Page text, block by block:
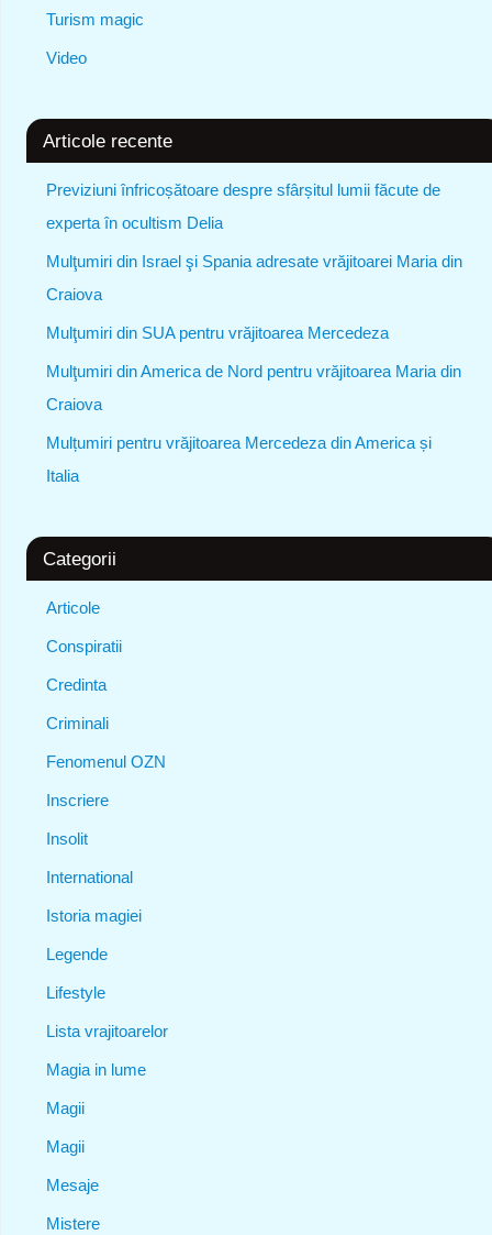
Turism magic
Video
Articole recente
Previziuni înfricoșătoare despre sfârșitul lumii făcute de
experta în ocultism Delia
Mulţumiri din Israel şi Spania adresate vrăjitoarei Maria din
Craiova
Mulţumiri din SUA pentru vrăjitoarea Mercedeza
Mulţumiri din America de Nord pentru vrăjitoarea Maria din
Craiova
Mulțumiri pentru vrăjitoarea Mercedeza din America și
Italia
Categorii
Articole
Conspiratii
Credinta
Criminali
Fenomenul OZN
Inscriere
Insolit
International
Istoria magiei
Legende
Lifestyle
Lista vrajitoarelor
Magia in lume
Magii
Magii
Mesaje
Mistere